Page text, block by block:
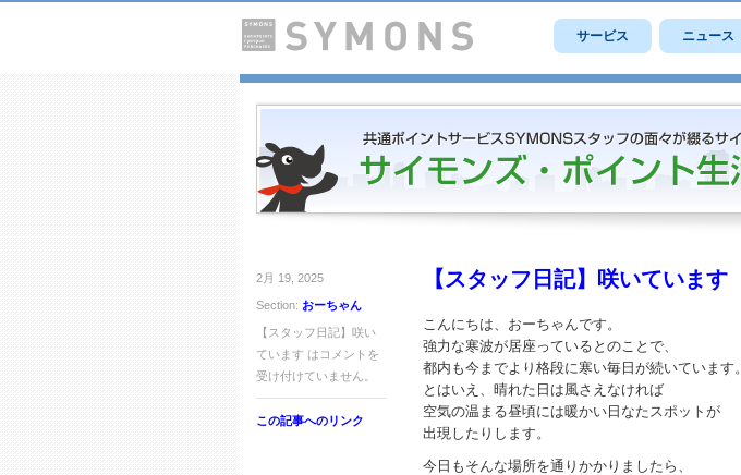
サービス ニュース
2月 19, 2025
Section: おーちゃん
【スタッフ日記】咲い
ています は コメントを
受け付けていません。
この記事へのリンク
【スタッフ日記】咲いています
こんにちは、おーちゃんです。
強力な寒波が居座っているとのことで、
都内も今までより格段に寒い毎日が続いています。
とはいえ、晴れた日は風さえなければ
空気の温まる昼頃には暖かい日なたスポットが
出現したりします。
今日もそんな場所を通りかかりましたら、